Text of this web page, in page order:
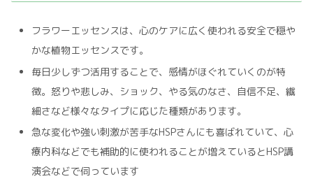
フラワーエッセンスは、心のケアに広く使われる安全で穏や
かな植物エッセンスです。
毎日少しずつ活用することで、感情がほぐれていくのが特
徴。怒りや悲しみ、ショック、やる気のなさ、自信不足、繊
細さなど様々なタイプに応じた種類があります。
急な変化や強い刺激が苦手なHSPさんにも喜ばれていて、心
療内科などでも補助的に使われることが増えているとHSP講
演会などで伺っています